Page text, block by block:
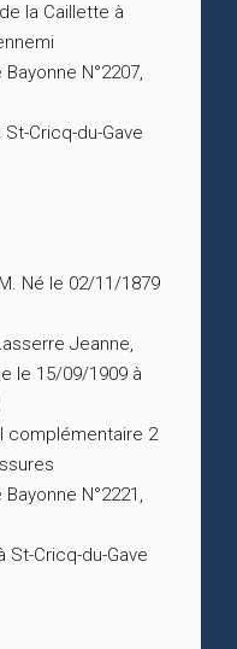
la Caillette à
N°2207,
Cricq-du-Gave
Né le 02/11/1879
Jeanne,
le 15/09/1909 à
complémentaire 2
N°2221,
St-Cricq-du-Gave